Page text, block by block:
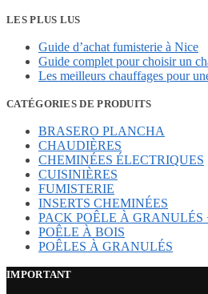
LES PLUS LUS
Guide d’achat fumisterie à Nice
Guide complet pour choisir un
Les meilleurs chauffages pour
CATÉGORIES DE PRODUITS
BRASERO PLANCHA
CHAUDIÈRES
CHEMINÉES ÉLECTRIQUES
CUISINIÈRES
FUMISTERIE
INSERTS CHEMINÉES
PACK POÊLE À GRANULÉS
POÊLE À BOIS
POÊLES À GRANULÉS
IMPORTANT